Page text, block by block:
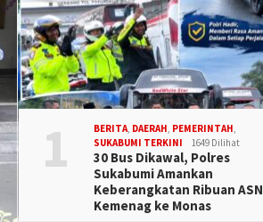
1 BERITA, DAERAH, PEMERINTAH,
SUKABUMI TERKINI
1649 Dilihat
30 Bus Dikawal, Polres
Sukabumi Amankan
Keberangkatan Ribuan ASN
Kemenag ke Monas